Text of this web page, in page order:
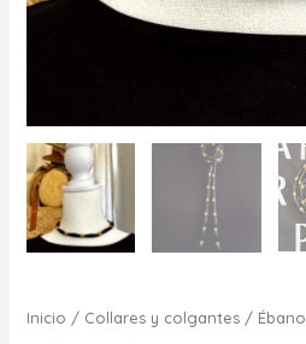
Inicio / Collares y colgantes/ Ébano